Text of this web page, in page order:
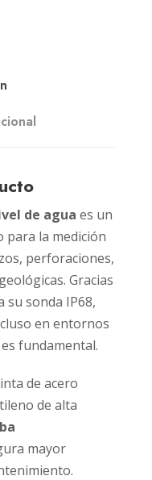
de agua es un
para la medición
perforaciones,
Gracias
su sonda IP68,
en entornos
fundamental.
de acero
de alta
mayor